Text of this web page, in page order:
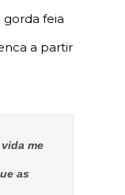
feia
a partir
me
as